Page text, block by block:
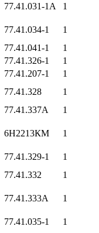
77.41.031-1А 1
77.41.034-1
1
77.41.041-1
1
77.41.326-1
1
77.41.207-1
1
77.41.328
1
77.41.337А 1
6Н2213КМ 1
77.41.329-1
1
77.41.332 1
77.41.333А 1
77.41.035-1 1